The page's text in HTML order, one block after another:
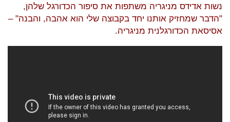
נשות אדידס מניגריה משתפות את סיפור הכדורגל שלהן,
"הדבר שמחזיק אותנו יחד בקבוצה שלי הוא אהבה, והבנה" –
אסיסאת הכדורגלנית מניגריה.